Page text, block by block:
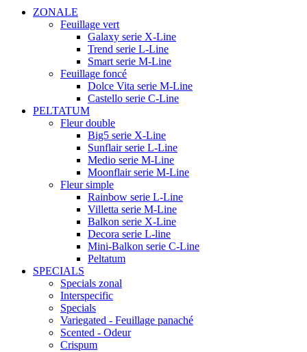
ZONALE
Feuillage vert
Galaxy serie X-Line
Trend serie L-Line
Smart serie M-Line
Feuillage foncé
Dolce Vita serie M-Line
Castello serie C-Line
PELTATUM
Fleur double
Big5 serie X-Line
Sunflair serie L-Line
Medio serie M-Line
Moonflair serie M-Line
Fleur simple
Rainbow serie L-Line
Villetta serie M-Line
Balkon serie X-Line
Decora serie L-line
Mini-Balkon serie C-Line
Peltatum
SPECIALS
Specials zonal
Interspecific
Specials
Variegated - Feuillage panaché
Scented - Odeur
Crispum